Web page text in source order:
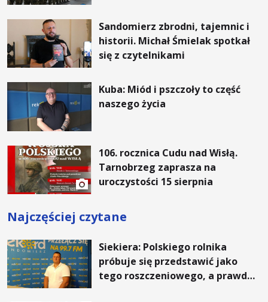
Sandomierz zbrodni, tajemnic i
historii. Michał Śmielak spotkał
się z czytelnikami
Kuba: Miód i pszczoły to część
naszego życia
106. rocznica Cudu nad Wisłą.
Tarnobrzeg zaprasza na
uroczystości 15 sierpnia
Najczęściej czytane
Siekiera: Polskiego rolnika
próbuje się przedstawić jako
tego roszczeniowego, a prawda